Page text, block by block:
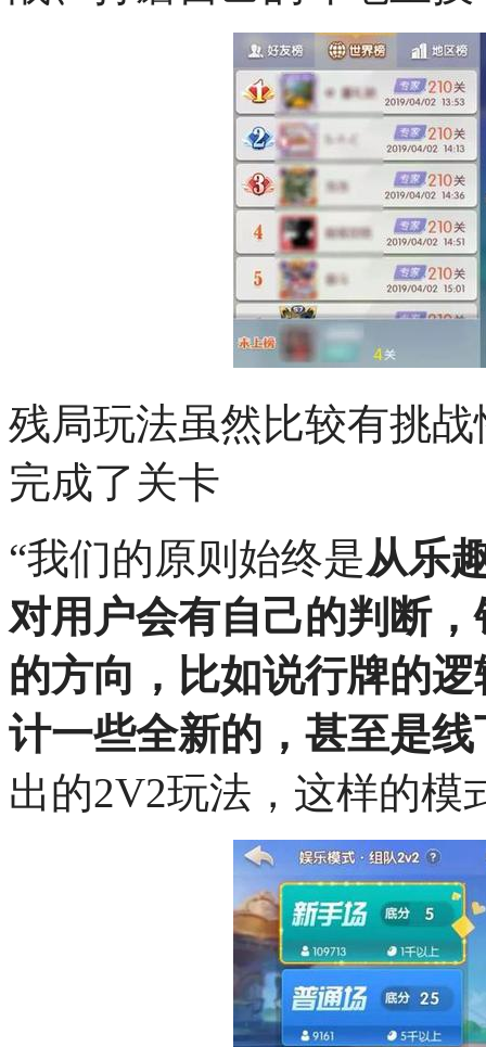
残局玩法虽然比较有挑
完成了关卡
“我们的原则始终是从乐
对用户会有自己的判断
的方向，比如说行牌的
计一些全新的，甚至是
出的2V2玩法，这样的模